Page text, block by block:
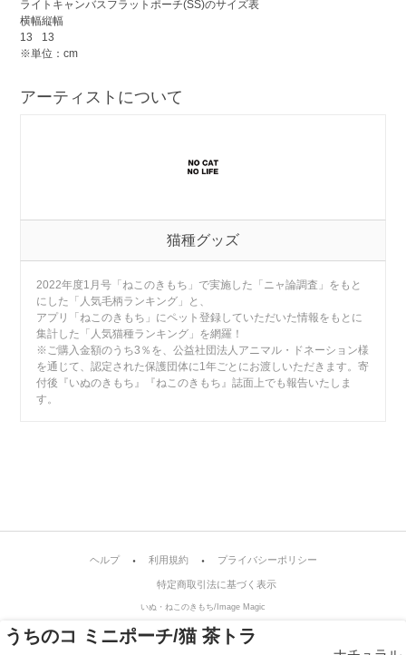
うちのコ ミニポーチ/猫 茶トラ
ライトキャンバスフラットポーチ(SS)のサイズ表
横幅縦幅
13
13
※単位：cm
アーティストについて
猫種グッズ
2022年度1月号「ねこのきもち」で実施した「ニャ論調査」をもと
にした「人気毛柄ランキング」と、
アプリ「ねこのきもち」にペット登録していただいた情報をもとに
集計した「人気猫種ランキング」を網羅！
※ご購入金額のうち3％を、公益社団法人アニマル・ドネーション様
を通じて、認定された保護団体に1年ごとにお渡しいただきます。寄
付後『いぬのきもち』『ねこのきもち』誌面上でも報告いたしま
す。
ヘルプ 利用規約 プライバシーポリシー
特定商取引法に基づく表示
いぬ・ねこのきもち/Image Magic